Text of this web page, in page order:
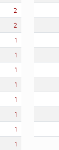
2
2
1
1
1
1
1
1
1
1